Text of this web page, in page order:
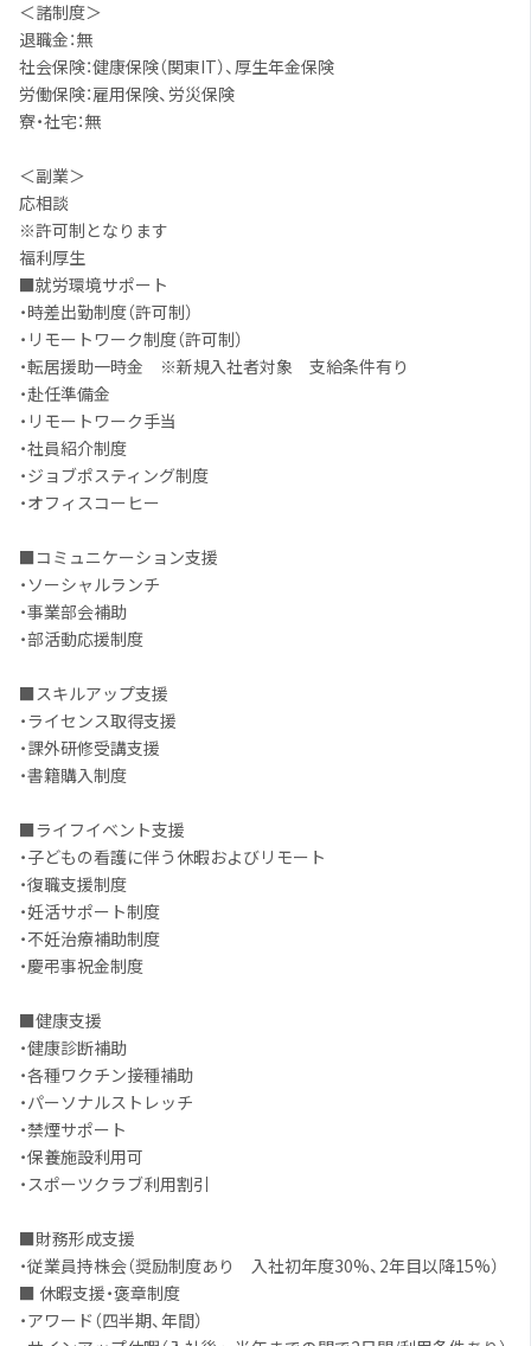
＜諸制度＞
退職金：無
社会保険：健康保険（関東IT）、厚生年金保険
労働保険：雇用保険、労災保険
寮・社宅：無
＜副業＞
応相談
※許可制となります
福利厚生
■就労環境サポート
・時差出勤制度（許可制）
・リモートワーク制度（許可制）
・転居援助一時金 ※新規入社者対象 支給条件有り
・赴任準備金
・リモートワーク手当
・社員紹介制度
・ジョブポスティング制度
・オフィスコーヒー
■コミュニケーション支援
・ソーシャルランチ
・事業部会補助
・部活動応援制度
■スキルアップ支援
・ライセンス取得支援
・課外研修受講支援
・書籍購入制度
■ライフイベント支援
・子どもの看護に伴う休暇およびリモート
・復職支援制度
・妊活サポート制度
・不妊治療補助制度
・慶弔事祝金制度
■健康支援
・健康診断補助
・各種ワクチン接種補助
・パーソナルストレッチ
・禁煙サポート
・保養施設利用可
・スポーツクラブ利用割引
■財務形成支援
・従業員持株会（奨励制度あり 入社初年度30%、2年目以降15%）
■ 休暇支援・褒章制度
・アワード（四半期、年間）